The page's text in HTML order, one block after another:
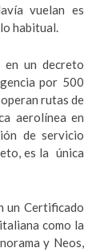
vuelan es
habitual.
un decreto
por 500
rutas de
aerolínea en
de servicio
es la única
un Certificado
como la
y Neos,